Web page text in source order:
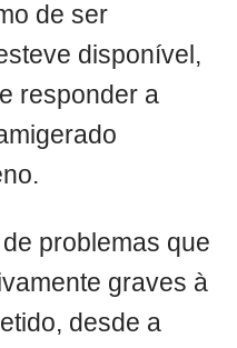
de ser
disponível,
responder a
problemas que
graves à
desde a